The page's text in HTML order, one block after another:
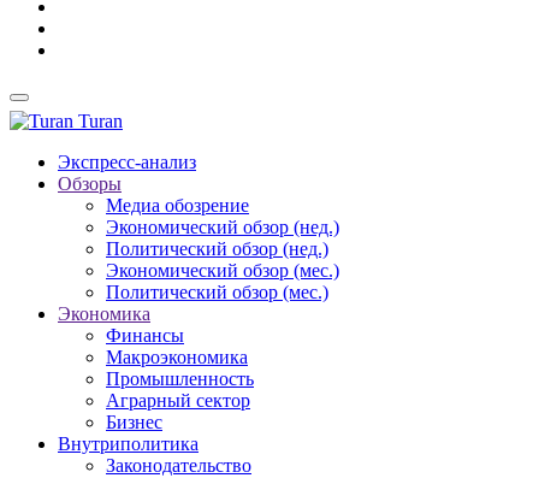
Turan
Экспресс-анализ
Обзоры
Медиа обозрение
Экономический обзор (нед.)
Политический обзор (нед.)
Экономический обзор (мес.)
Политический обзор (мес.)
Экономика
Финансы
Макроэкономика
Промышленность
Аграрный сектор
Бизнес
Внутриполитика
Законодательство